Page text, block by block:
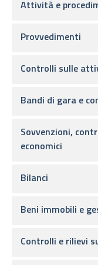
Attività e
Provvedimenti
Controlli sulle
Bandi di gara e
Sovvenzioni,
economici
Bilanci
Beni immobili e
Controlli e rilievi